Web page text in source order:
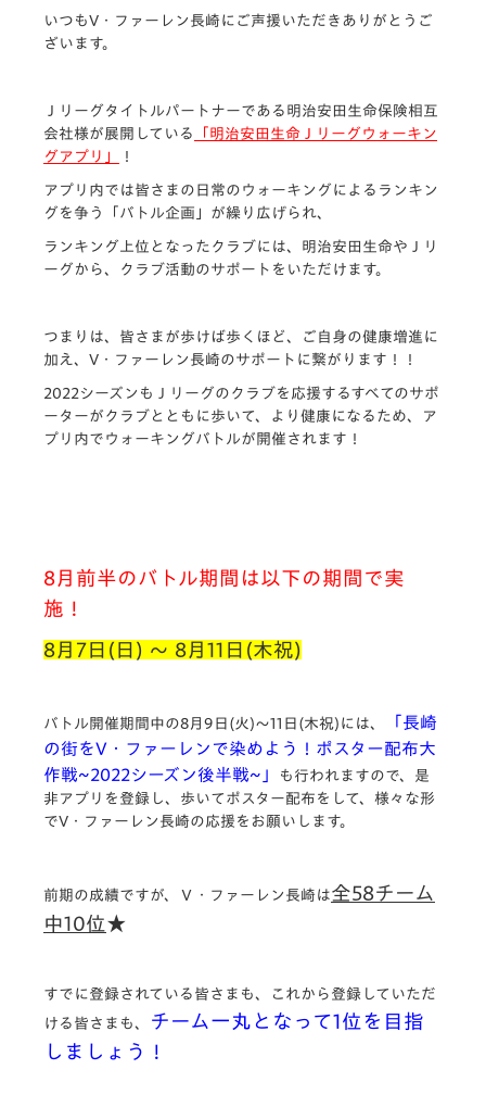
いつもV・ファーレン長崎にご声援いただきありがとうご
ざいます。
Ｊリーグタイトルパートナーである明治安田生命保険相互
会社様が展開している
「明治安田生命Ｊリーグウォーキン
グアプリ」
！
アプリ内では皆さまの日常のウォーキングによるランキン
グを争う「バトル企画」が繰り広げられ、
ランキング上位となったクラブには、明治安田生命やＪリ
ーグから、クラブ活動のサポートをいただけます。
つまりは、皆さまが歩けば歩くほど、ご自身の健康増進に
加え、V・ファーレン長崎のサポートに繋がります！！
2022シーズンもＪリーグのクラブを応援するすべてのサポ
ーターがクラブとともに歩いて、より健康になるため、ア
プリ内でウォーキングバトルが開催されます！
8月前半のバトル期間は以下の期間で実
施！
8月7日(日) ～ 8月11日(木祝)
バトル開催期間中の8月9日(火)～11日(木祝)には、
「長崎
の街をV・ファーレンで染めよう！ポスター配布大
作戦~2022シーズン後半戦~」
も行われますので、是
非アプリを登録し、歩いてポスター配布をして、様々な形
でV・ファーレン長崎の応援をお願いします。
前期の成績ですが、Ｖ・ファーレン長崎は全58チーム
中10位★
すでに登録されている皆さまも、これから登録していただ
ける皆さまも、
チーム一丸となって1位を目指
しましょう！